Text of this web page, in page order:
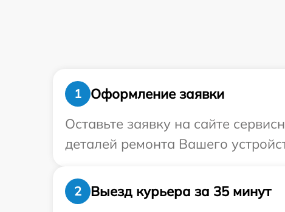
1
Оформление заявки
Оставьте заявку на сайте
деталей ремонта Вашего
2
Выезд курьера за 35 минут